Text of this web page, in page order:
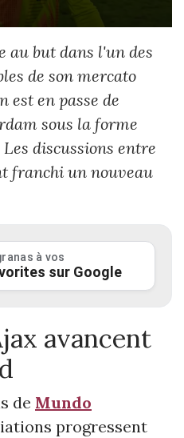
au but dans l'un des
de son mercato
est en passe de
sous la forme
discussions entre
franchi un nouveau
à vos
sur Google
avancent
de Mundo
progressent